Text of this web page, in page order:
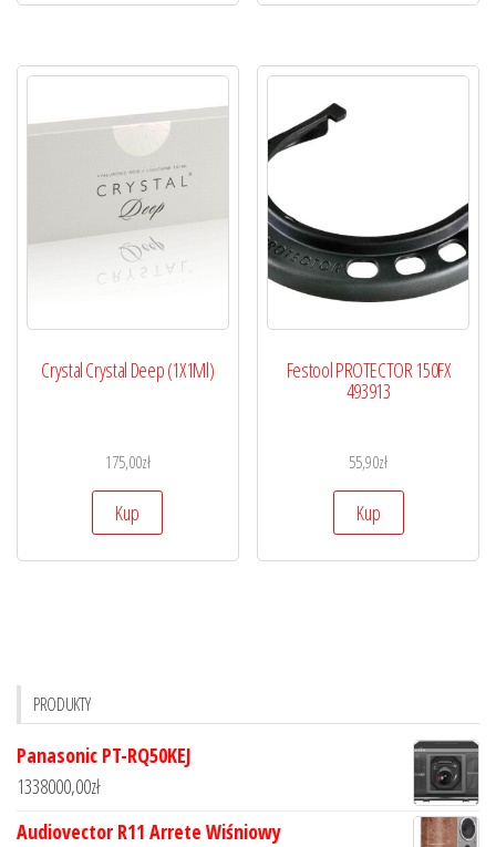
Crystal Crystal Deep (1X1Ml)
175,00zł
Kup
Festool PROTECTOR 150FX
493913
55,90zł
Kup
PRODUKTY
Panasonic PT-RQ50KEJ
1338000,00zł
Audiovector R11 Arrete Wiśniowy